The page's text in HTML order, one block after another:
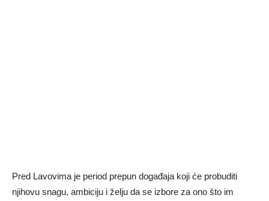
Pred Lavovima je period prepun događaja koji će probuditi
njihovu snagu, ambiciju i želju da se izbore za ono što im